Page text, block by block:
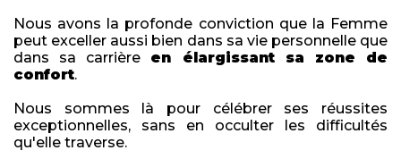
Nous avons la profonde conviction que la Femme
peut exceller aussi bien dans sa vie personnelle que
dans sa carrière en élargissant sa zone de
confort.
Nous sommes là pour célébrer ses réussites
exceptionnelles, sans en occulter les difficultés
qu'elle traverse.